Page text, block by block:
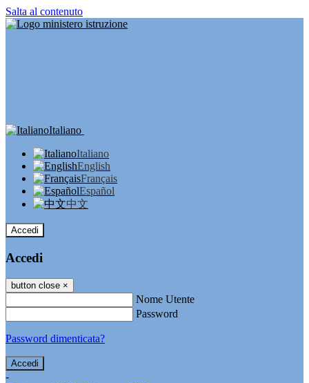
Salta al contenuto
Italiano
Italiano
English
Français
Español
中文
Accedi
Accedi
button close ×
Nome Utente
Password
Password dimenticata?
-